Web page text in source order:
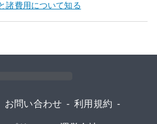
諸費用について知る
お問い合わせ - 利用規約 -